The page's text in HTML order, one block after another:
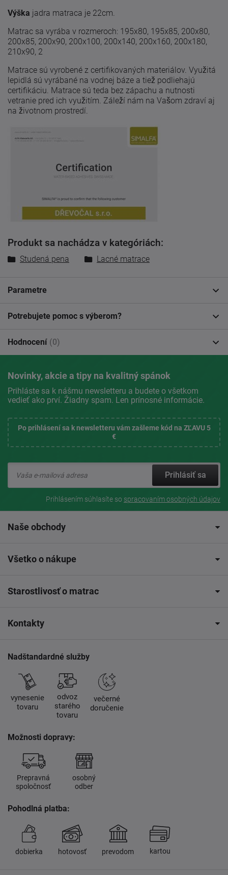
Výška jadra matraca je 22cm.
Matrac sa vyrába v rozmeroch: 195x80, 195x85, 200x80,
200x85, 200x90, 200x100, 200x140, 200x160, 200x180,
210x90, 2
Matrace sú vyrobené z certifikovaných materiálov. Využitá
lepidlá sú vyrábané na vodnej báze a tiež podliehajú
certifikáciu. Matrace sú teda bez zápachu a nutnosti
vetranie pred ich využitím. Záleží nám na Vašom zdraví aj
na životnom prostredí.
Produkt sa nachádza v kategóriách:
Studená pena Lacné matrace
Parametre
Potrebujete pomoc s výberom?
Hodnocení (0)
Novinky, akcie a tipy na kvalitný spánok
Prihláste sa k nášmu newsletteru a budete o všetkom
vedieť ako prví. Žiadny spam. Len prínosné informácie.
Po prihlásení sa k newsletteru vám zašleme kód na ZĽAVU 5
€
Prihlásiť sa
Prihlásením súhlasíte so spracovaním osobných údajov
Naše obchody
Všetko o nákupe
Starostlivosť o matrac
Kontakty
Nadštandardné služby
vynesenie
tovaru
odvoz
starého
tovaru
večerné
doručenie
Možnosti dopravy:
Prepravná
spoločnosť
osobný
odber
Pohodlná platba:
dobierka hotovosť prevodom kartou